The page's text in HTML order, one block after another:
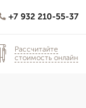
+7 932 210-55-37
Рассчитайте
стоимость онлайн